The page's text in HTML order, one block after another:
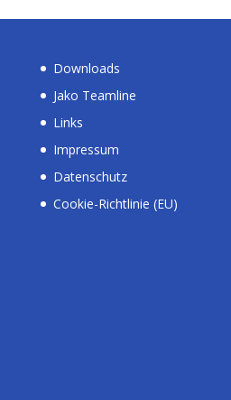
Downloads
Jako Teamline
Links
Impressum
Datenschutz
Cookie-Richtlinie (EU)